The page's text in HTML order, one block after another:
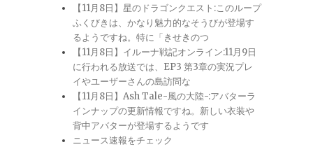
【11月8日】星のドラゴンクエスト:このループ
ふくびきは、かなり魅力的なそうびが登場す
るようですね。特に「きせきのつ
【11月8日】イルーナ戦記オンライン:11月9日
に行われる放送では、EP3 第3章の実況プレ
イやユーザーさんの島訪問な
【11月8日】Ash Tale-風の大陸-:アバターラ
インナップの更新情報ですね。新しい衣装や
背中アバターが登場するようです
ニュース速報をチェック